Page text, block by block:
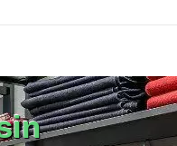
VOIR LA FICHE MOBILIER